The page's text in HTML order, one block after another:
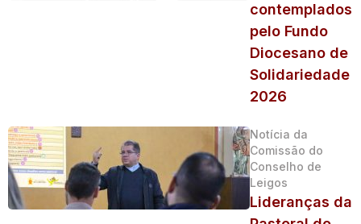
contemplados
pelo Fundo
Diocesano de
Solidariedade
2026
Notícia da
Comissão do
Conselho de
Leigos
Lideranças da